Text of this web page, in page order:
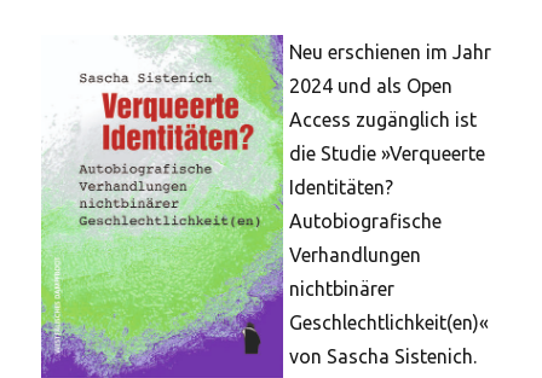
Neu erschienen im Jahr
2024 und als Open
Access zugänglich ist
die Studie »Verqueerte
Identitäten?
Autobiografische
Verhandlungen
nichtbinärer
Geschlechtlichkeit(en)«
von Sascha Sistenich.